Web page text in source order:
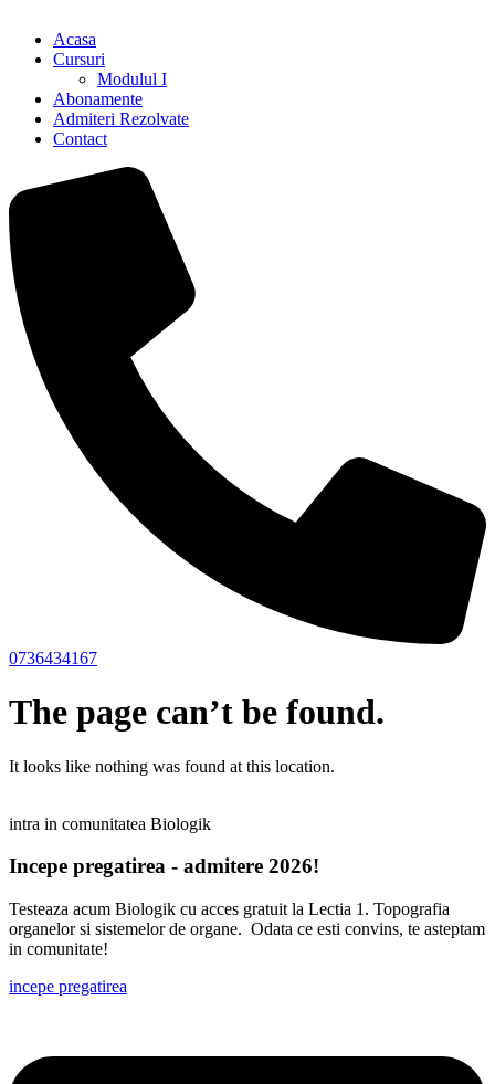
Acasa
Cursuri
Modulul I
Abonamente
Admiteri Rezolvate
Contact
0736434167
The page can’t be found.
It looks like nothing was found at this location.
intra in comunitatea Biologik
Incepe pregatirea - admitere 2026!
Testeaza acum Biologik cu acces gratuit la Lectia 1. Topografia
organelor si sistemelor de organe. Odata ce esti convins, te asteptam
in comunitate!
incepe pregatirea